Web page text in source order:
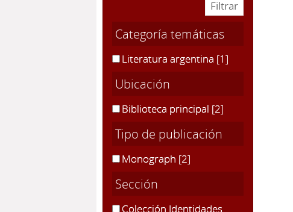
Categoría temáticas
Literatura argentina [1]
Ubicación
Biblioteca principal [2]
Tipo de publicación
Monograph [2]
Sección
Colección Identidades